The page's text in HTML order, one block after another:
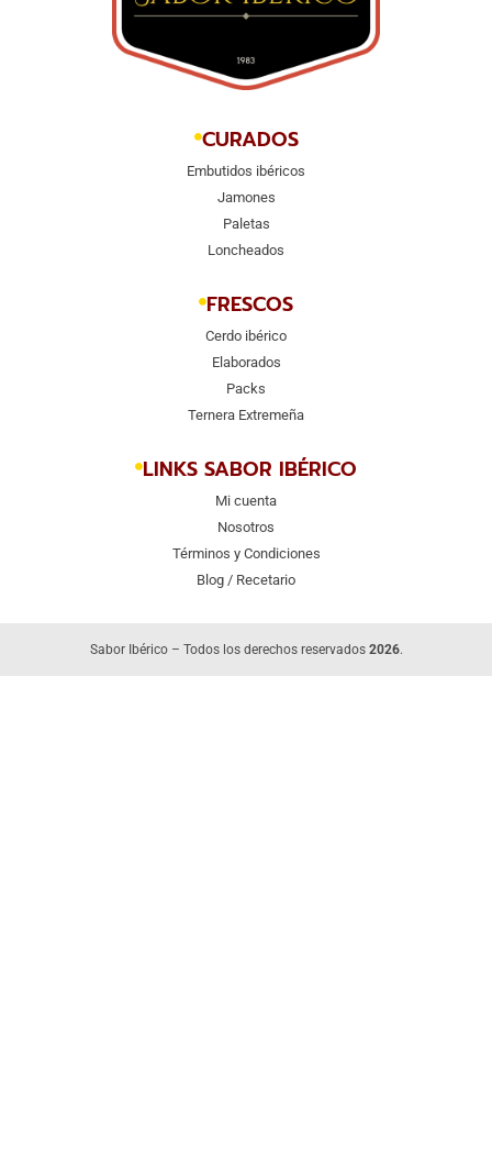
CURADOS
Embutidos ibéricos
Jamones
Paletas
Loncheados
FRESCOS
Cerdo ibérico
Elaborados
Packs
Ternera Extremeña
LINKS SABOR IBÉRICO
Mi cuenta
Nosotros
Términos y Condiciones
Blog / Recetario
Sabor Ibérico – Todos los derechos reservados 2026.